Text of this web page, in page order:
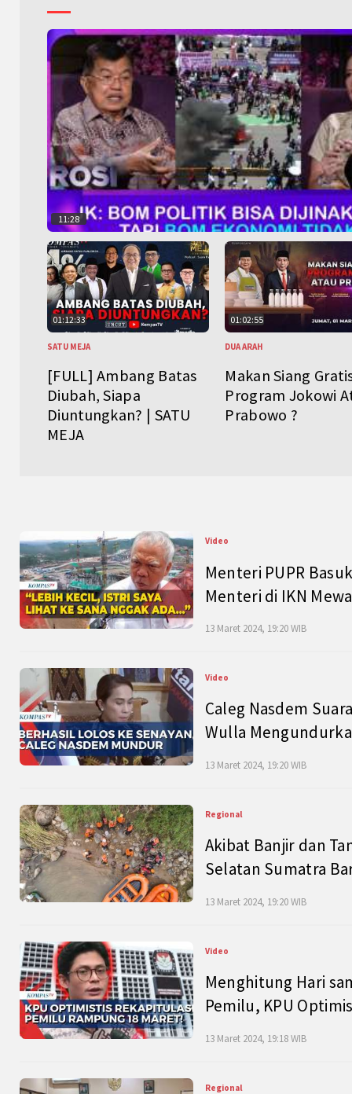
11:28
01:12:33
SATU MEJA
[FULL] Ambang Batas
Diubah, Siapa
Diuntungkan? | SATU
MEJA
01:02:55
DUA ARAH
Makan Siang
Program Jokowi
Prabowo ?
Video
Menteri PUPR
Menteri di IKN
13 Maret 2024, 19:20 WIB
Video
Caleg Nasdem
Wulla
13 Maret 2024, 19:20 WIB
Regional
Akibat Banjir dan
Selatan Sumatra
13 Maret 2024, 19:20 WIB
Video
Menghitung Hari
Pemilu, KPU
13 Maret 2024, 19:18 WIB
Regional